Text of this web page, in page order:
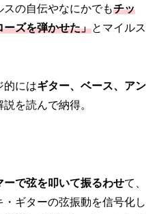
の自伝やなにかでもチッ
ーズを弾かせた」とマイルス
的にはギター、ベース、アン
を読んで納得。
ーで弦を叩いて振るわせて、
・ギターの弦振動を信号化し